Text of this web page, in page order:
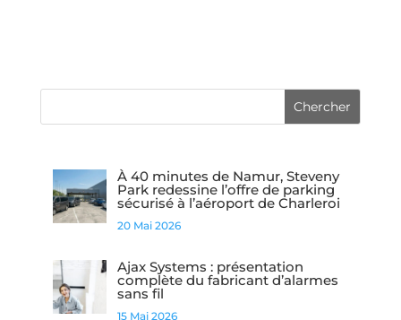
À 40 minutes de Namur, Steveny
Park redessine l’offre de parking
sécurisé à l’aéroport de Charleroi
20 Mai 2026
Ajax Systems : présentation
complète du fabricant d’alarmes
sans fil
15 Mai 2026